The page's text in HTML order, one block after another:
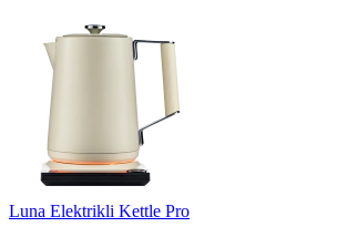
Luna Elektrikli Kettle Pro